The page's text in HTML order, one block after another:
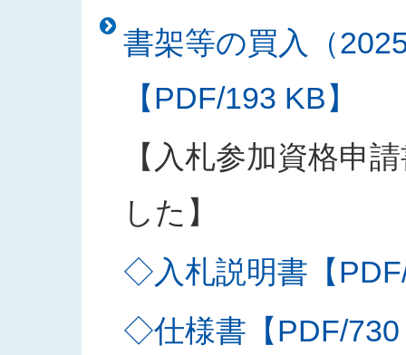
書架等の買入（
【PDF/193 KB】
【入札参加資格申
した】
◇入札説明書【
◇仕様書【PDF/730